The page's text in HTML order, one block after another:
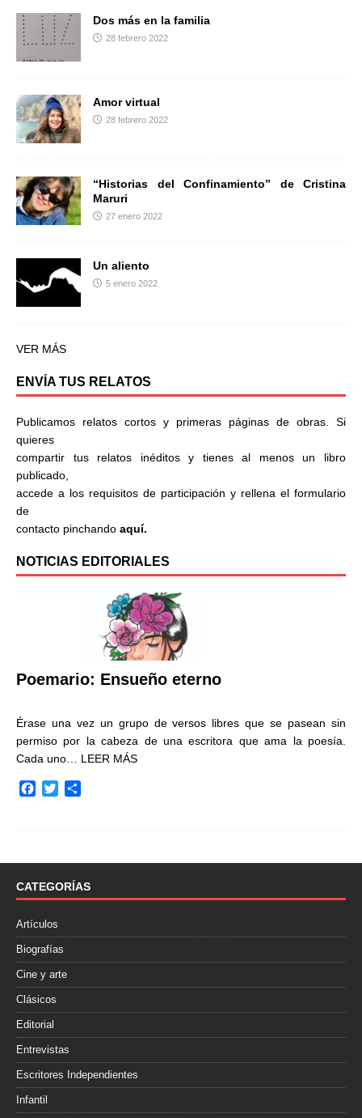
Dos más en la familia
28 febrero 2022
Amor virtual
28 febrero 2022
“Historias del Confinamiento” de Cristina
Maruri
27 enero 2022
Un aliento
5 enero 2022
VER MÁS
ENVÍA TUS RELATOS
Publicamos relatos cortos y primeras páginas de obras. Si
quieres
compartir tus relatos inéditos y tienes al menos un libro
publicado,
accede a los requisitos de participación y rellena el formulario
de
contacto pinchando aquí.
NOTICIAS EDITORIALES
Poemario: Ensueño eterno
Érase una vez un grupo de versos libres que se pasean sin
permiso por la cabeza de una escritora que ama la poesía.
Cada uno… LEER MÁS
o
k
r
t
i
CATEGORÍAS
Artículos
Biografías
Cine y arte
Clásicos
Editorial
Entrevistas
Escritores Independientes
Infantil